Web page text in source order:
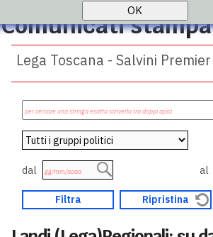
Comunicati
Lega Toscana - Salvini
dal al